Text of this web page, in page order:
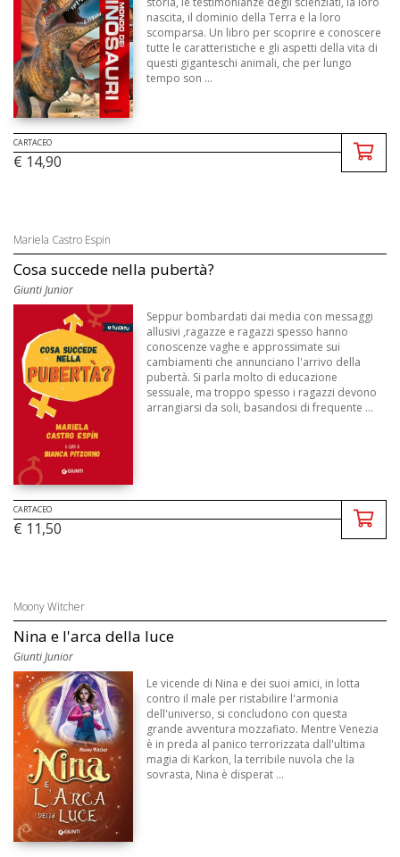
nascita, il dominio della Terra e la loro
scomparsa. Un libro per scoprire e conoscere
tutte le caratteristiche e gli aspetti della vita di
questi giganteschi animali, che per lungo
tempo son ...
CARTACEO
€ 14,90
Mariela Castro Espin
Cosa succede nella pubertà?
Giunti Junior
Seppur bombardati dai media con messaggi
allusivi ,ragazze e ragazzi spesso hanno
conoscenze vaghe e approssimate sui
cambiamenti che annunciano l'arrivo della
pubertà. Si parla molto di educazione
sessuale, ma troppo spesso i ragazzi devono
arrangiarsi da soli, basandosi di frequente ...
CARTACEO
€ 11,50
Moony Witcher
Nina e l'arca della luce
Giunti Junior
Le vicende di Nina e dei suoi amici, in lotta
contro il male per ristabilire l'armonia
dell'universo, si concludono con questa
grande avventura mozzafiato. Mentre Venezia
è in preda al panico terrorizzata dall'ultima
magia di Karkon, la terribile nuvola che la
sovrasta, Nina è disperat ...